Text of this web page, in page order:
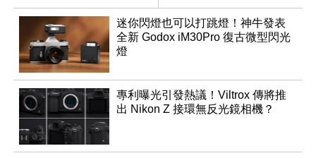
鬆
迷你閃燈也可以打跳燈！神牛發表
全新 Godox iM30Pro 復古微型閃光
燈
專利曝光引發熱議！Viltrox 傳將推
出 Nikon Z 接環無反光鏡相機？